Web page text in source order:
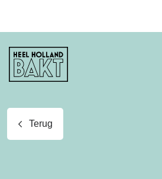
Heel
Holland
Bakt
Terug